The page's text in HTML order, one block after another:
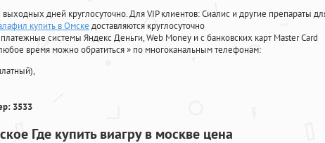
выходных дней круглосуточно. Для VIP клиентов: Сиалис и другие препараты
купить в Омске доставляются круглосуточно
системы Яндекс Деньги, Web Money и с банковских карт Master Card
время можно обратиться» по многоканальным телефонам:
3533
Где купить виагру в москве цена